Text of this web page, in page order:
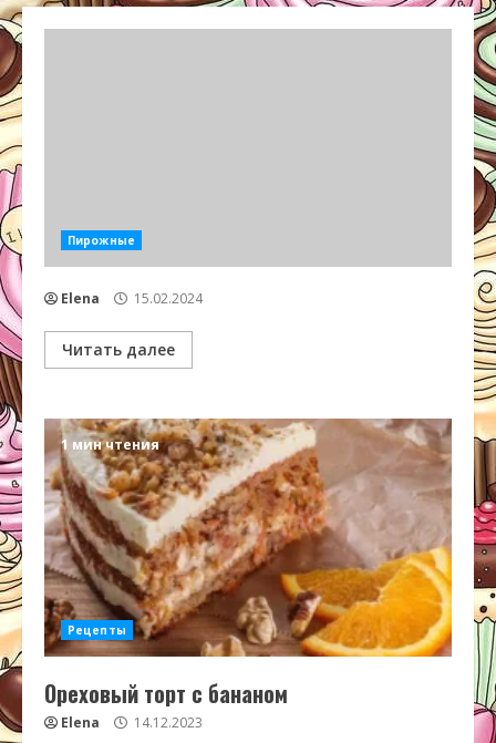
Пирожные
Elena 15.02.2024
Читать далее
1 мин чтения
Рецепты
Ореховый торт с бананом
Elena 14.12.2023